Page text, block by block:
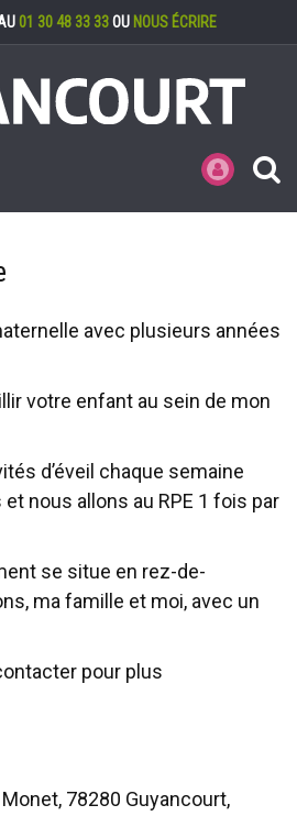
01 30 48 33 33OU NOUS ÉCRIRE
MES
avec plusieurs années
votre enfant au sein de mon
d’éveil chaque semaine
nous allons au RPE 1 fois par
se situe en rez-de-
ma famille et moi, avec un
pour plus
78280 Guyancourt,